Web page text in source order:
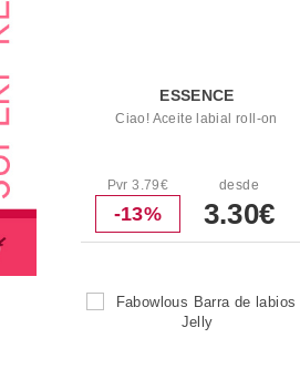
ESSENCE
Ciao! Aceite labial roll-on
Pvr 3.79€
-13%
desde
3.30€